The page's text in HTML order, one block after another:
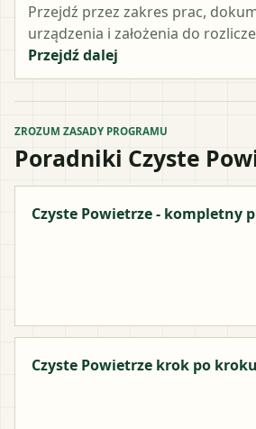
Przejdź przez zakres prac,
urządzenia i założenia do
Przejdź dalej
ZROZUM ZASADY PROGRAMU
Poradniki Czyste
Czyste Powietrze - kompletny
Czyste Powietrze krok po kroku